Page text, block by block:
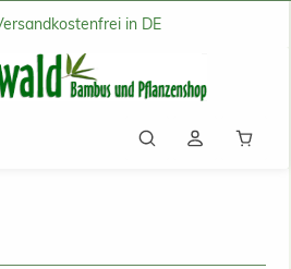
in DE